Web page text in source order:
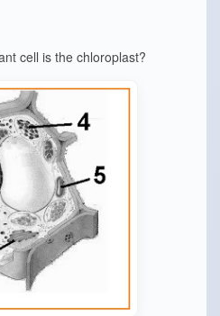
cell is the chloroplast?